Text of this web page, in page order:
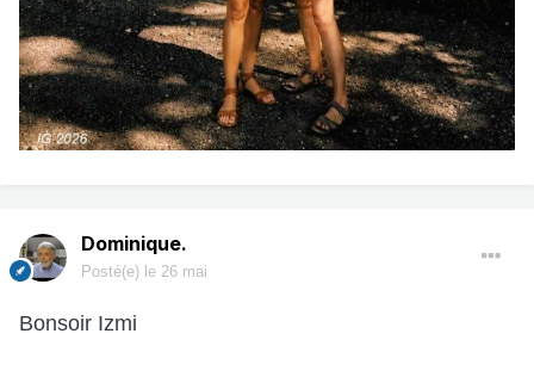
Dominique.
Posté(e) le 26 mai
Bonsoir Izmi